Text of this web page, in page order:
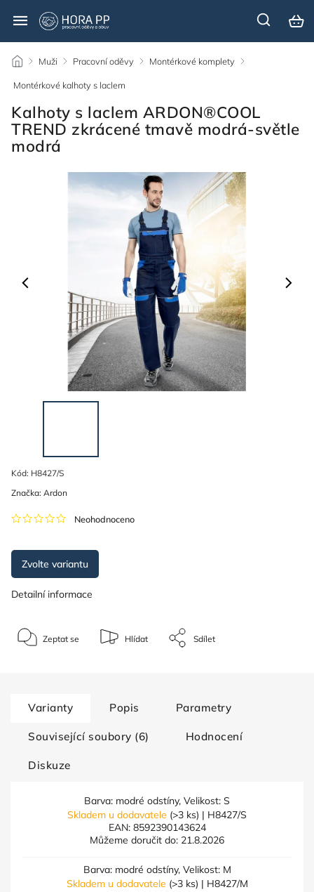
/ Muži / Pracovní oděvy / Montérkové komplety /
Montérkové kalhoty s laclem
Kalhoty s laclem ARDON®COOL
TREND zkrácené tmavě modrá-světle
modrá
Kód: H8427/S
Neohodnoceno
Značka: Ardon
Zvolte variantu
Detailní informace
Zeptat se Hlídat Sdílet
Varianty Popis Parametry
Související soubory (6) Hodnocení
Diskuze
Barva: modré odstíny, Velikost: S
Skladem u dodavatele (>3 ks) | H8427/S
EAN: 8592390143624
Můžeme doručit do: 21.8.2026
Barva: modré odstíny, Velikost: M
Skladem u dodavatele (>3 ks) | H8427/M